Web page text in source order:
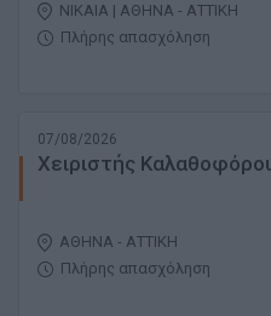
ΝΙΚΑΙΑ | ΑΘΗΝΑ - ΑΤΤΙΚΗ
Πλήρης απασχόληση
07/08/2026
Χειριστής
ΑΘΗΝΑ - ΑΤΤΙΚΗ
Πλήρης απασχόληση